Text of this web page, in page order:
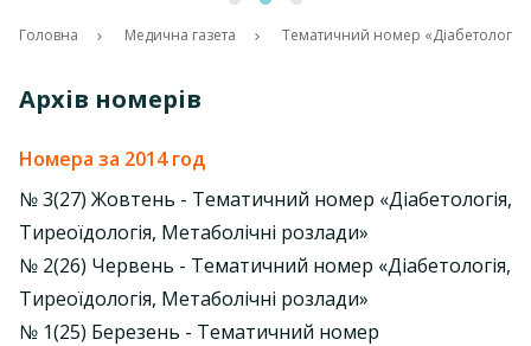
Головна Медична газета Тематичний номер «Діабетологія.
Архів номерів
Номера за 2014 год
№ 3(27) Жовтень - Тематичний номер «Діабетологія,
Тиреоїдологія, Метаболічні розлади»
№ 2(26) Червень - Тематичний номер «Діабетологія,
Тиреоїдологія, Метаболічні розлади»
№ 1(25) Березень - Тематичний номер